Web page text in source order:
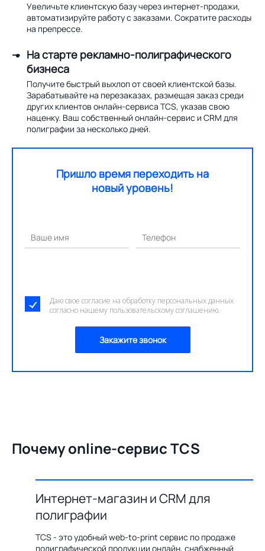
Увеличьте клиентскую базу через интернет-продажи,
автоматизируйте работу с заказами. Сократите расходы
на препрессе.
На старте рекламно-полиграфического
бизнеса
Получите быстрый выхлоп от своей клиентской базы.
Зарабатывайте на перезаказах, размещая заказ среди
других клиентов онлайн-сервиса TCS, указав свою
наценку. Ваш собственный онлайн-сервис и CRM для
полиграфии за несколько дней.
Пришло время переходить на
новый уровень!
Ваше имя Телефон
Даю свое согласие на обработку персональных данных
согласно нашему пользовательскому соглашению.
Закажите звонок
Почему online-сервис TCS
Интернет-магазин и CRM для
полиграфии
TCS - это удобный web-to-print сервис по продаже
полиграфической продукции онлайн, снабженный